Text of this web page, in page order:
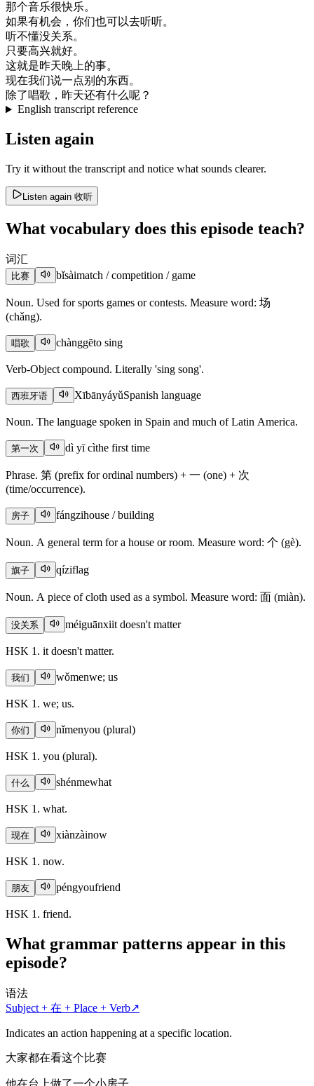
那个音乐很快乐。
如果有机会 ， 你们也可以去听听。
听不懂没关系。
只要高兴就好。
这就是昨天晚上的事。
现在我们说一点别的东西。
除了唱歌 ， 昨天还有什么呢 ？
English transcript reference
Listen again
Try it without the transcript and notice what sounds clearer.
Listen again 收听
What vocabulary does this episode teach?
词汇
比赛 bǐsàimatch / competition / game
Noun. Used for sports games or contests. Measure word: 场
(chǎng).
唱歌 chànggēto sing
Verb-Object compound. Literally 'sing song'.
西班牙语 XībānyáyǔSpanish language
Noun. The language spoken in Spain and much of Latin America.
第一次 dì yī cìthe first time
Phrase. 第 (prefix for ordinal numbers) + 一 (one) + 次
(time/occurrence).
房子 fángzihouse / building
Noun. A general term for a house or room. Measure word: 个 (gè).
旗子 qíziflag
Noun. A piece of cloth used as a symbol. Measure word: 面 (miàn).
没关系 méiguānxiit doesn't matter
HSK 1. it doesn't matter.
我们 wǒmenwe; us
HSK 1. we; us.
你们 nǐmenyou (plural)
HSK 1. you (plural).
什么 shénmewhat
HSK 1. what.
现在 xiànzàinow
HSK 1. now.
朋友 péngyoufriend
HSK 1. friend.
What grammar patterns appear in this
episode?
语法
Subject + 在 + Place + Verb↗
Indicates an action happening at a specific location.
大家都在看这个比赛
他在台上做了一个小房子